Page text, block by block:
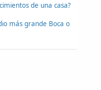
de una casa?
más grande Boca o